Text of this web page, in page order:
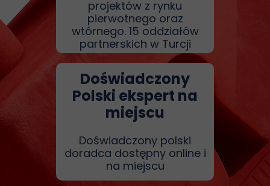
Doświadczony
Polski ekspert na
miejscu
Doświadczony polski
doradca dostępny online i
na miejscu
projektów z rynku
pierwotnego oraz
wtórnego. 15 oddziałów
partnerskich w Turcji